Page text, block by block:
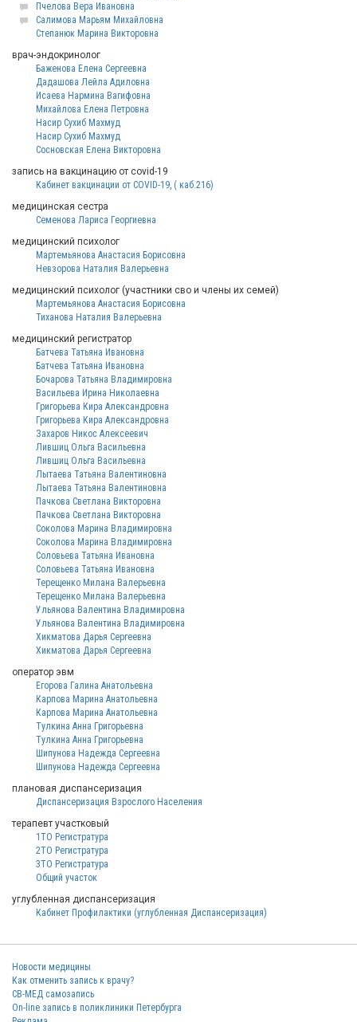
Пчелова Вера Ивановна
Салимова Марьям Михайловна
Степанюк Марина Викторовна
врач-эндокринолог
Баженова Елена Сергеевна
Дадашова Лейла Адиловна
Исаева Нармина Вагифовна
Михайлова Елена Петровна
Насир Сухиб Махмуд
Насир Сухиб Махмуд
Сосновская Елена Викторовна
запись на вакцинацию от covid-19
Кабинет вакцинации от COVID-19, ( каб.216)
медицинская сестра
Семенова Лариса Георгиевна
медицинский психолог
Мартемьянова Анастасия Борисовна
Невзорова Наталия Валерьевна
медицинский психолог (участники сво и члены их семей)
Мартемьянова Анастасия Борисовна
Тиханова Наталия Валерьевна
медицинский регистратор
Батчева Татьяна Ивановна
Батчева Татьяна Ивановна
Бочарова Татьяна Владимировна
Васильева Ирина Николаевна
Григорьева Кира Александровна
Григорьева Кира Александровна
Захаров Никос Алексеевич
Лившиц Ольга Васильевна
Лившиц Ольга Васильевна
Лытаева Татьяна Валентиновна
Лытаева Татьяна Валентиновна
Пачкова Светлана Викторовна
Пачкова Светлана Викторовна
Соколова Марина Владимировна
Соколова Марина Владимировна
Соловьева Татьяна Ивановна
Соловьева Татьяна Ивановна
Терещенко Милана Валерьевна
Терещенко Милана Валерьевна
Ульянова Валентина Владимировна
Ульянова Валентина Владимировна
Хикматова Дарья Сергеевна
Хикматова Дарья Сергеевна
оператор эвм
Егорова Галина Анатольевна
Карпова Марина Анатольевна
Карпова Марина Анатольевна
Тулкина Анна Григорьевна
Тулкина Анна Григорьевна
Шипунова Надежда Сергеевна
Шипунова Надежда Сергеевна
плановая диспансеризация
Диспансеризация Взрослого Населения
терапевт участковый
1ТО Регистратура
2ТО Регистратура
3ТО Регистратура
Общий участок
углубленная диспансеризация
Кабинет Профилактики (углубленная Диспансеризация)
Новости медицины
Как отменить запись к врачу?
СВ-МЕД самозапись
On-line запись в поликлиники Петербурга